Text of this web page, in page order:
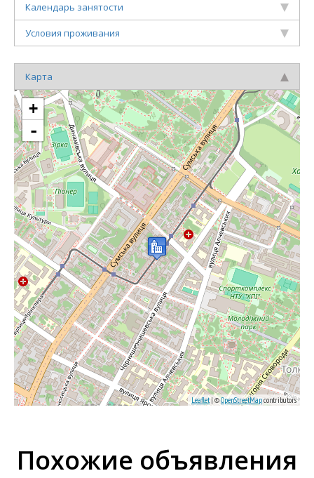
Календарь занятости
Условия проживания
Карта
+
-
Leaflet| ©OpenStreetMapcontributors
Похожие объявления